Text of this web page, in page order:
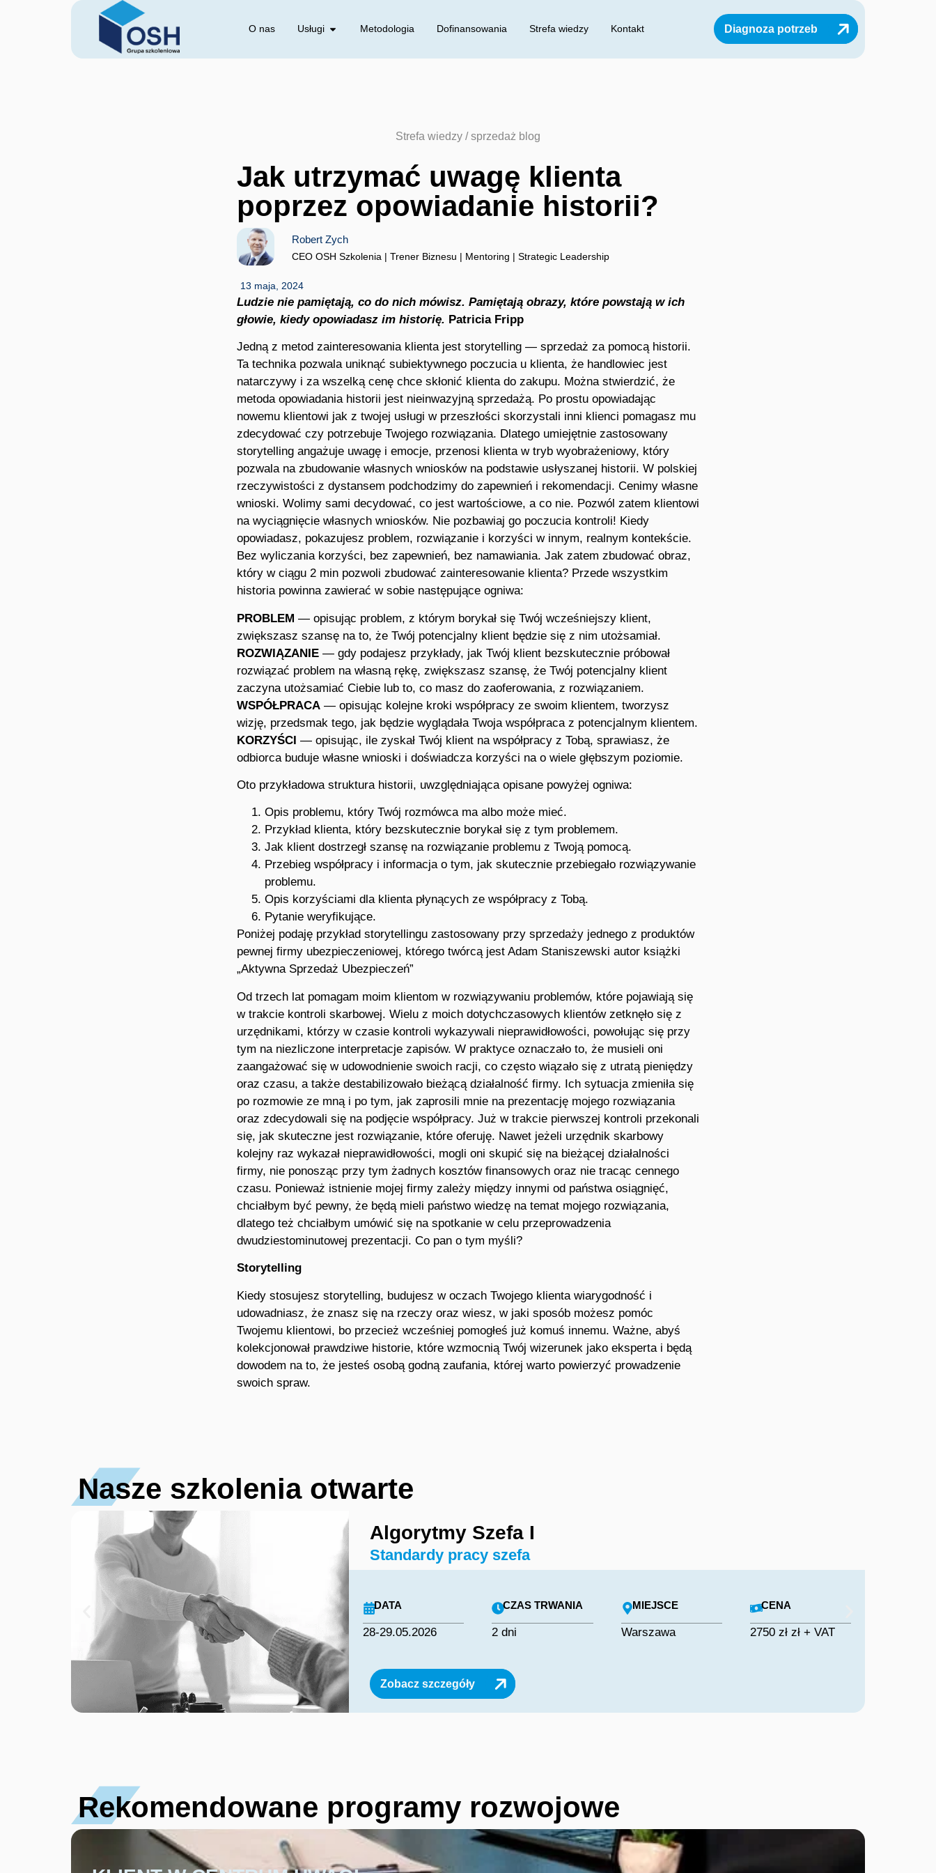
O nas Usługi Metodologia Dofinansowania Strefa wiedzy Kontakt Diagnoza potrzeb
Strefa wiedzy /sprzedaż blog
Jak utrzymać uwagę klienta
poprzez opowiadanie historii?
Robert Zych
CEO OSH Szkolenia | Trener Biznesu | Mentoring | Strategic Leadership
13 maja, 2024
Ludzie nie pamiętają, co do nich mówisz. Pamiętają obrazy, które powstają w ich
głowie, kiedy opowiadasz im historię. Patricia Fripp
Jedną z metod zainteresowania klienta jest storytelling — sprzedaż za pomocą historii.
Ta technika pozwala uniknąć subiektywnego poczucia u klienta, że handlowiec jest
natarczywy i za wszelką cenę chce skłonić klienta do zakupu. Można stwierdzić, że
metoda opowiadania historii jest nieinwazyjną sprzedażą. Po prostu opowiadając
nowemu klientowi jak z twojej usługi w przeszłości skorzystali inni klienci pomagasz mu
zdecydować czy potrzebuje Twojego rozwiązania. Dlatego umiejętnie zastosowany
storytelling angażuje uwagę i emocje, przenosi klienta w tryb wyobrażeniowy, który
pozwala na zbudowanie własnych wniosków na podstawie usłyszanej historii. W polskiej
rzeczywistości z dystansem podchodzimy do zapewnień i rekomendacji. Cenimy własne
wnioski. Wolimy sami decydować, co jest wartościowe, a co nie. Pozwól zatem klientowi
na wyciągnięcie własnych wniosków. Nie pozbawiaj go poczucia kontroli! Kiedy
opowiadasz, pokazujesz problem, rozwiązanie i korzyści w innym, realnym kontekście.
Bez wyliczania korzyści, bez zapewnień, bez namawiania. Jak zatem zbudować obraz,
który w ciągu 2 min pozwoli zbudować zainteresowanie klienta? Przede wszystkim
historia powinna zawierać w sobie następujące ogniwa:
PROBLEM — opisując problem, z którym borykał się Twój wcześniejszy klient,
zwiększasz szansę na to, że Twój potencjalny klient będzie się z nim utożsamiał.
ROZWIĄZANIE — gdy podajesz przykłady, jak Twój klient bezskutecznie próbował
rozwiązać problem na własną rękę, zwiększasz szansę, że Twój potencjalny klient
zaczyna utożsamiać Ciebie lub to, co masz do zaoferowania, z rozwiązaniem.
WSPÓŁPRACA — opisując kolejne kroki współpracy ze swoim klientem, tworzysz
wizję, przedsmak tego, jak będzie wyglądała Twoja współpraca z potencjalnym klientem.
KORZYŚCI — opisując, ile zyskał Twój klient na współpracy z Tobą, sprawiasz, że
odbiorca buduje własne wnioski i doświadcza korzyści na o wiele głębszym poziomie.
Oto przykładowa struktura historii, uwzględniająca opisane powyżej ogniwa:
Opis problemu, który Twój rozmówca ma albo może mieć.
Przykład klienta, który bezskutecznie borykał się z tym problemem.
Jak klient dostrzegł szansę na rozwiązanie problemu z Twoją pomocą.
Przebieg współpracy i informacja o tym, jak skutecznie przebiegało rozwiązywanie
problemu.
Opis korzyściami dla klienta płynących ze współpracy z Tobą.
Pytanie weryfikujące.
Poniżej podaję przykład storytellingu zastosowany przy sprzedaży jednego z produktów
pewnej firmy ubezpieczeniowej, którego twórcą jest Adam Staniszewski autor książki
„Aktywna Sprzedaż Ubezpieczeń”
Od trzech lat pomagam moim klientom w rozwiązywaniu problemów, które pojawiają się
w trakcie kontroli skarbowej. Wielu z moich dotychczasowych klientów zetknęło się z
urzędnikami, którzy w czasie kontroli wykazywali nieprawidłowości, powołując się przy
tym na niezliczone interpretacje zapisów. W praktyce oznaczało to, że musieli oni
zaangażować się w udowodnienie swoich racji, co często wiązało się z utratą pieniędzy
oraz czasu, a także destabilizowało bieżącą działalność firmy. Ich sytuacja zmieniła się
po rozmowie ze mną i po tym, jak zaprosili mnie na prezentację mojego rozwiązania
oraz zdecydowali się na podjęcie współpracy. Już w trakcie pierwszej kontroli przekonali
się, jak skuteczne jest rozwiązanie, które oferuję. Nawet jeżeli urzędnik skarbowy
kolejny raz wykazał nieprawidłowości, mogli oni skupić się na bieżącej działalności
firmy, nie ponosząc przy tym żadnych kosztów finansowych oraz nie tracąc cennego
czasu. Ponieważ istnienie mojej firmy zależy między innymi od państwa osiągnięć,
chciałbym być pewny, że będą mieli państwo wiedzę na temat mojego rozwiązania,
dlatego też chciałbym umówić się na spotkanie w celu przeprowadzenia
dwudziestominutowej prezentacji. Co pan o tym myśli?
Storytelling
Kiedy stosujesz storytelling, budujesz w oczach Twojego klienta wiarygodność i
udowadniasz, że znasz się na rzeczy oraz wiesz, w jaki sposób możesz pomóc
Twojemu klientowi, bo przecież wcześniej pomogłeś już komuś innemu. Ważne, abyś
kolekcjonował prawdziwe historie, które wzmocnią Twój wizerunek jako eksperta i będą
dowodem na to, że jesteś osobą godną zaufania, której warto powierzyć prowadzenie
swoich spraw.
Nasze szkolenia otwarte
Algorytmy Szefa I
Standardy pracy szefa
DATA
28-29.05.2026
CZAS TRWANIA
2 dni
MIEJSCE
Warszawa
CENA
2750 zł zł + VAT
Zobacz szczegóły
Rekomendowane programy rozwojowe